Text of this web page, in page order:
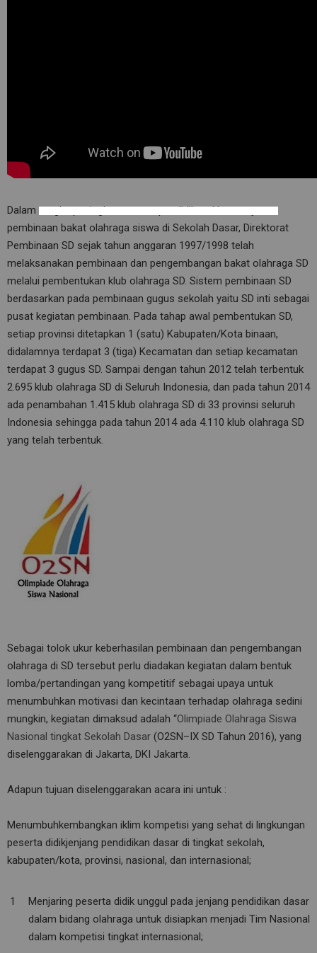
Dalam rangka peningkatan mutu pendidikan, khususnya
pembinaan bakat olahraga siswa di Sekolah Dasar, Direktorat
Pembinaan SD sejak tahun anggaran 1997/1998 telah
melaksanakan pembinaan dan pengembangan bakat olahraga SD
melalui pembentukan klub olahraga SD. Sistem pembinaan SD
berdasarkan pada pembinaan gugus sekolah yaitu SD inti sebagai
pusat kegiatan pembinaan. Pada tahap awal pembentukan SD,
setiap provinsi ditetapkan 1 (satu) Kabupaten/Kota binaan,
didalamnya terdapat 3 (tiga) Kecamatan dan setiap kecamatan
terdapat 3 gugus SD. Sampai dengan tahun 2012 telah terbentuk
2.695 klub olahraga SD di Seluruh Indonesia, dan pada tahun 2014
ada penambahan 1.415 klub olahraga SD di 33 provinsi seluruh
Indonesia sehingga pada tahun 2014 ada 4.110 klub olahraga SD
yang telah terbentuk.
Sebagai tolok ukur keberhasilan pembinaan dan pengembangan
olahraga di SD tersebut perlu diadakan kegiatan dalam bentuk
lomba/pertandingan yang kompetitif sebagai upaya untuk
menumbuhkan motivasi dan kecintaan terhadap olahraga sedini
mungkin, kegiatan dimaksud adalah “Olimpiade Olahraga Siswa
Nasional tingkat Sekolah Dasar (O2SN–IX SD Tahun 2016), yang
diselenggarakan di Jakarta, DKI Jakarta.
Adapun tujuan diselenggarakan acara ini untuk :
Menumbuhkembangkan iklim kompetisi yang sehat di lingkungan
peserta didikjenjang pendidikan dasar di tingkat sekolah,
kabupaten/kota, provinsi, nasional, dan internasional;
Menjaring peserta didik unggul pada jenjang pendidikan dasar
dalam bidang olahraga untuk disiapkan menjadi Tim Nasional
dalam kompetisi tingkat internasional;